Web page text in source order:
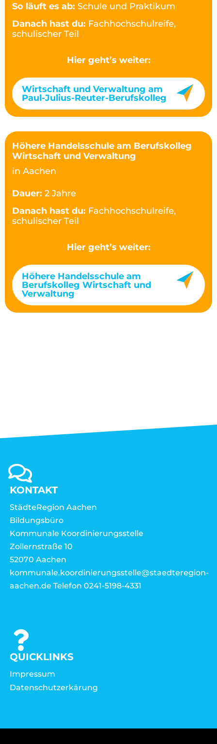
So läuft es ab: Schule und Praktikum
Danach hast du: Fachhochschulreife,
schulischer Teil
Hier geht’s weiter:
Wirtschaft und Verwaltung am
Paul-Julius-Reuter-Berufskolleg
Höhere Handelsschule am Berufskolleg
Wirtschaft und Verwaltung
in Aachen
Dauer: 2 Jahre
Danach hast du: Fachhochschulreife,
schulischer Teil
Hier geht’s weiter:
Höhere Handelsschule am
Berufskolleg Wirtschaft und
Verwaltung
KONTAKT
StädteRegion Aachen
Bildungsbüro
Kommunale Koordinierungsstelle
Zollernstraße 10
52070 Aachen
kommunale.koordinierungsstelle@staedteregion-
aachen.de Telefon 0241-5198-4331
QUICKLINKS
Impressum
Datenschutzerkärung